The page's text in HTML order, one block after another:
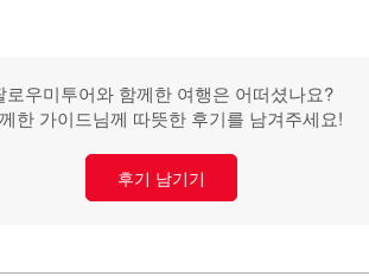
로우미투어와 함께한 여행은 어떠셨나요?
한 가이드님께 따뜻한 후기를 남겨주세요!
후기 남기기